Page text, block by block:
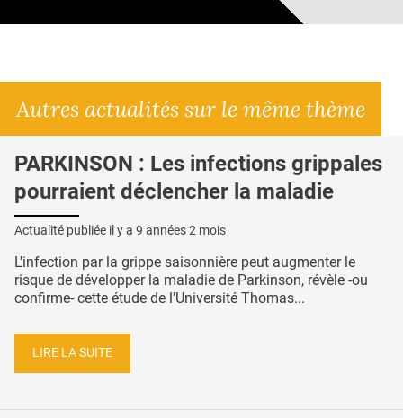
Autres actualités sur le même thème
PARKINSON : Les infections grippales
pourraient déclencher la maladie
Actualité publiée il y a 9 années 2 mois
L'infection par la grippe saisonnière peut augmenter le
risque de développer la maladie de Parkinson, révèle -ou
confirme- cette étude de l’Université Thomas...
LIRE LA SUITE